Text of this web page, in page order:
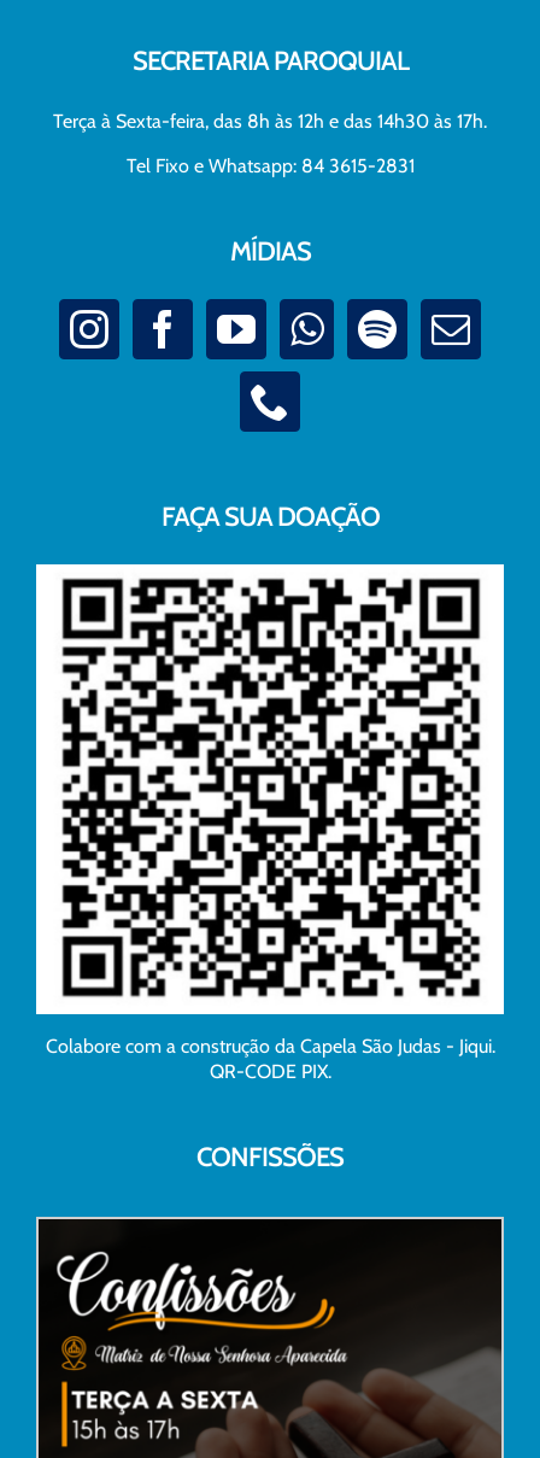
SECRETARIA PAROQUIAL
Terça à Sexta-feira, das 8h às 12h e das 14h30 às 17h.
Tel Fixo e Whatsapp: 84 3615-2831
MÍDIAS
FAÇA SUA DOAÇÃO
Colabore com a construção da Capela São Judas - Jiqui.
QR-CODE PIX.
CONFISSÕES